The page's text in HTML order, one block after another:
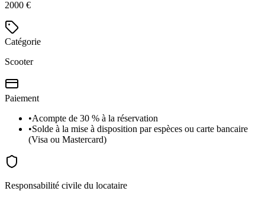
2000 €
Catégorie
Scooter
Paiement
•Acompte de 30 % à la réservation
•Solde à la mise à disposition par espèces ou carte bancaire
(Visa ou Mastercard)
Responsabilité civile du locataire